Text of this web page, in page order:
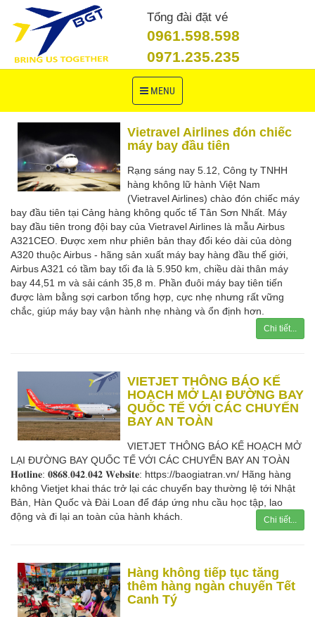
Tổng đài đặt vé
0961.598.598
0971.235.235
Toggle
navigation
MENU
Vietravel Airlines đón chiếc
máy bay đầu tiên
Rạng sáng nay 5.12, Công ty TNHH
hàng không lữ hành Việt Nam
(Vietravel Airlines) chào đón chiếc máy
bay đầu tiên tại Cảng hàng không quốc tế Tân Sơn Nhất. Máy
bay đầu tiên trong đội bay của Vietravel Airlines là mẫu Airbus
A321CEO. Được xem như phiên bản thay đổi kéo dài của dòng
A320 thuộc Airbus - hãng sản xuất máy bay hàng đầu thế giới,
Airbus A321 có tầm bay tối đa là 5.950 km, chiều dài thân máy
bay 44,51 m và sải cánh 35,8 m. Phần đuôi máy bay tiên tiến
được làm bằng sợi carbon tổng hợp, cực nhẹ nhưng rất vững
chắc, giúp máy bay vận hành nhẹ nhàng và ổn định hơn.
Chi tiết...
VIETJET THÔNG BÁO KẾ
HOẠCH MỞ LẠI ĐƯỜNG BAY
QUỐC TẾ VỚI CÁC CHUYẾN
BAY AN TOÀN
VIETJET THÔNG BÁO KẾ HOẠCH MỞ
LẠI ĐƯỜNG BAY QUỐC TẾ VỚI CÁC CHUYẾN BAY AN TOÀN
𝐇𝐨𝐭𝐥𝐢𝐧𝐞: 𝟎𝟖𝟔𝟖.𝟎𝟒𝟐.𝟎𝟒𝟐 𝐖𝐞𝐛𝐬𝐢𝐭𝐞: https://baogiatran.vn/ Hãng hàng
không Vietjet khai thác trở lại các chuyến bay thường lệ tới Nhật
Bản, Hàn Quốc và Đài Loan để đáp ứng nhu cầu học tập, lao
động và đi lại an toàn của hành khách.
Chi tiết...
Hàng không tiếp tục tăng
thêm hàng ngàn chuyến Tết
Canh Tý